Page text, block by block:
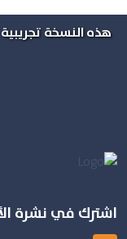
هذه النسخة تجريبية
اشترك في نشرة